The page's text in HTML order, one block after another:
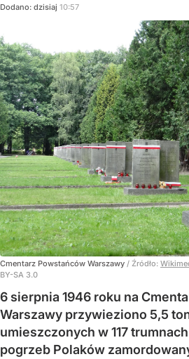
Dodano: dzisiaj 10:57
Cmentarz Powstańców Warszawy / Źródło:
BY-SA 3.0
6 sierpnia 1946 roku na
Warszawy przywieziono 5,5
umieszczonych w 117
pogrzeb Polaków